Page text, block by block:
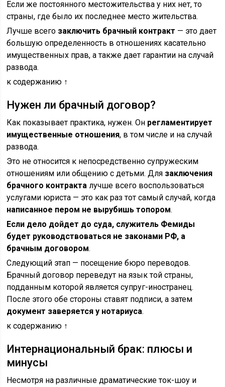
Если же постоянного местожительства у них нет, то
страны, где было их последнее место жительства.
Лучше всего заключить брачный контракт — это дает
большую определенность в отношениях касательно
имущественных прав, а также дает гарантии на случай
развода.
к содержанию ↑
Нужен ли брачный договор?
Как показывает практика, нужен. Он регламентирует
имущественные отношения, в том числе и на случай
развода.
Это не относится к непосредственно супружеским
отношениям или общению с детьми. Для заключения
брачного контракта лучше всего воспользоваться
услугами юриста — это как раз тот самый случай, когда
написанное пером не вырубишь топором.
Если дело дойдет до суда, служитель Фемиды
будет руководствоваться не законами РФ, а
брачным договором.
Следующий этап — посещение бюро переводов.
Брачный договор переведут на язык той страны,
подданным которой является супруг-иностранец.
После этого обе стороны ставят подписи, а затем
документ заверяется у нотариуса.
к содержанию ↑
Интернациональный брак: плюсы и
минусы
Несмотря на различные драматические ток-шоу и